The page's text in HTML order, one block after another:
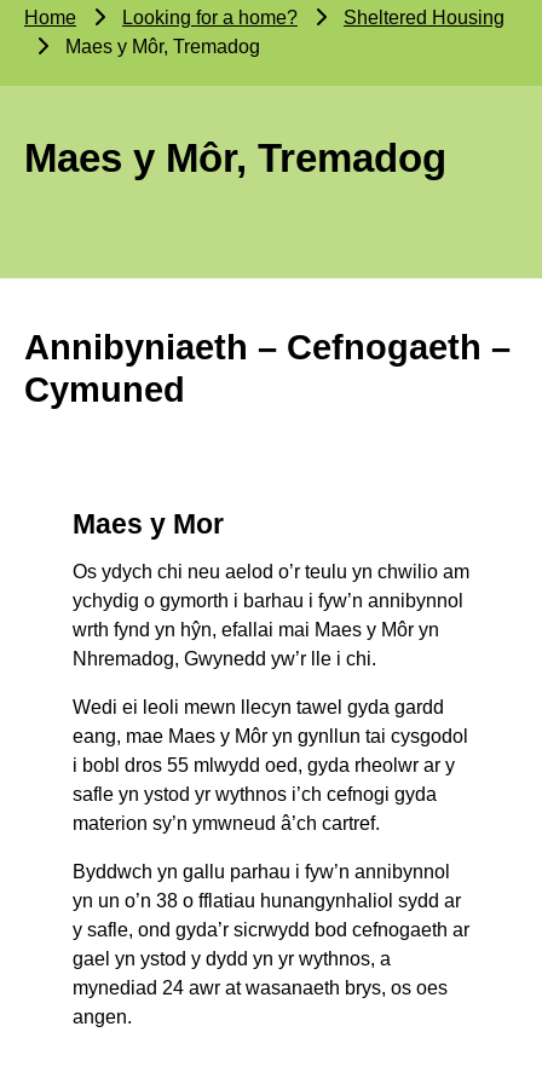
Home Looking for a home?
Sheltered Housing
Maes y Môr, Tremadog
Maes y Môr, Tremadog
Annibyniaeth – Cefnogaeth –
Cymuned
Maes y Mor
Os ydych chi neu aelod o’r teulu yn chwilio am
ychydig o gymorth i barhau i fyw’n annibynnol
wrth fynd yn hŷn, efallai mai Maes y Môr yn
Nhremadog, Gwynedd yw’r lle i chi.
Wedi ei leoli mewn llecyn tawel gyda gardd
eang, mae Maes y Môr yn gynllun tai cysgodol
i bobl dros 55 mlwydd oed, gyda rheolwr ar y
safle yn ystod yr wythnos i’ch cefnogi gyda
materion sy’n ymwneud â’ch cartref.
Byddwch yn gallu parhau i fyw’n annibynnol
yn un o’n 38 o fflatiau hunangynhaliol sydd ar
y safle, ond gyda’r sicrwydd bod cefnogaeth ar
gael yn ystod y dydd yn yr wythnos, a
mynediad 24 awr at wasanaeth brys, os oes
angen.